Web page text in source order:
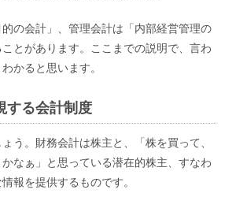
の会計」、管理会計は「内部経営管理の
とがあります。ここまでの説明で、言わ
かると思います。
する会計制度
う。財務会計は株主と、「株を買って、
なぁ」と思っている潜在的株主、すなわ
報を提供するものです。